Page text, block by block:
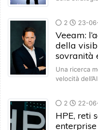
2 23-
Veeam:
della
sovranità
Una ricerca
velocità
2 22-
HPE, reti
enterprise